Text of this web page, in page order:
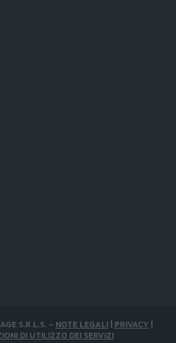
S.R.L.S. - NOTE LEGALI | PRIVACY |
DI UTILIZZO DEI SERVIZI